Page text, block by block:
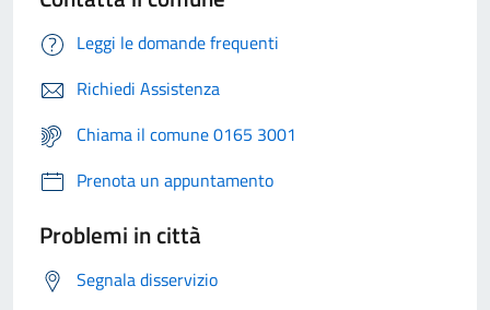
Leggi le domande frequenti
Richiedi Assistenza
Chiama il comune 0165 3001
Prenota un appuntamento
Problemi in città
Segnala disservizio